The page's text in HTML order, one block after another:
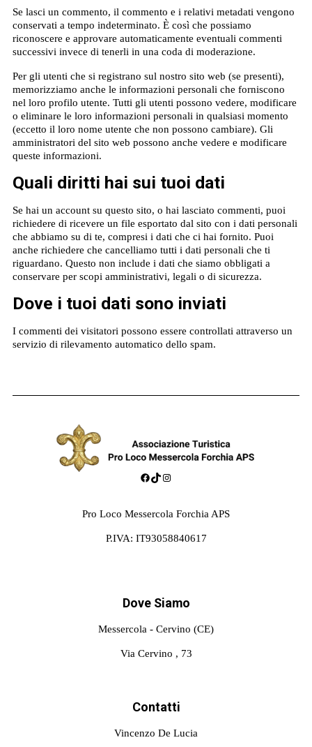
Se lasci un commento, il commento e i relativi metadati vengono
conservati a tempo indeterminato. È così che possiamo
riconoscere e approvare automaticamente eventuali commenti
successivi invece di tenerli in una coda di moderazione.
Per gli utenti che si registrano sul nostro sito web (se presenti),
memorizziamo anche le informazioni personali che forniscono
nel loro profilo utente. Tutti gli utenti possono vedere, modificare
o eliminare le loro informazioni personali in qualsiasi momento
(eccetto il loro nome utente che non possono cambiare). Gli
amministratori del sito web possono anche vedere e modificare
queste informazioni.
Quali diritti hai sui tuoi dati
Se hai un account su questo sito, o hai lasciato commenti, puoi
richiedere di ricevere un file esportato dal sito con i dati personali
che abbiamo su di te, compresi i dati che ci hai fornito. Puoi
anche richiedere che cancelliamo tutti i dati personali che ti
riguardano. Questo non include i dati che siamo obbligati a
conservare per scopi amministrativi, legali o di sicurezza.
Dove i tuoi dati sono inviati
I commenti dei visitatori possono essere controllati attraverso un
servizio di rilevamento automatico dello spam.
Facebook
TikTok
Instagram
Pro Loco Messercola Forchia APS
P.IVA: IT93058840617
Dove Siamo
Messercola - Cervino (CE)
Via Cervino , 73
Contatti
Vincenzo De Lucia